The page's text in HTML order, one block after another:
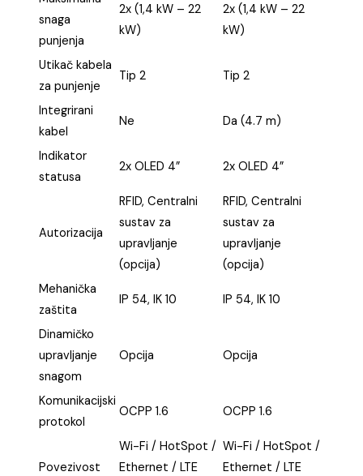
snaga
punjenja
2x (1,4 kW – 22
kW)
2x (1,4 kW – 22
kW)
Utikač kabela
za punjenje
Tip 2 Tip 2
Integrirani
kabel
Ne Da (4.7 m)
Indikator
statusa
2x OLED 4” 2x OLED 4”
Autorizacija
RFID, Centralni
sustav za
upravljanje
(opcija)
RFID, Centralni
sustav za
upravljanje
(opcija)
Mehanička
zaštita
IP 54, IK 10 IP 54, IK 10
Dinamičko
upravljanje
snagom
Opcija Opcija
Komunikacijski
protokol
OCPP 1.6 OCPP 1.6
Povezivost
Wi-Fi / HotSpot /
Ethernet / LTE
Wi-Fi / HotSpot /
Ethernet / LTE